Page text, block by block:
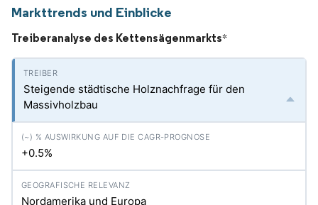
Markttrends und Einblicke
Treiberanalyse des Kettensägenmarkts*
Steigende städtische Holznachfrage für den
Massivholzbau
+0.5%
Nordamerika und Europa